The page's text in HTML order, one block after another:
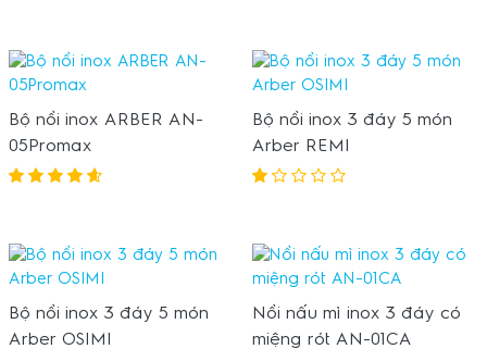
Bộ nồi inox ARBER AN-
05Promax
Bộ nồi inox 3 đáy 5 món
Arber REMI
Bộ nồi inox 3 đáy 5 món
Arber OSIMI
Nồi nấu mì inox 3 đáy có
miệng rót AN-01CA